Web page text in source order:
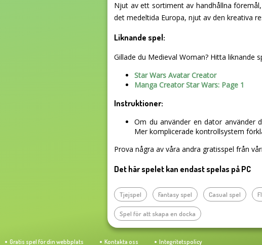
Njut av ett sortiment av handhållna
det medeltida Europa, njut av den kreativa
Liknande spel:
Gillade du Medieval Woman? Hitta liknande
Star Wars Avatar Creator
Manga Creator Star Wars: Page 1
Instruktioner:
Om du använder en dator använder
Mer komplicerade kontrollsystem
Prova några av våra andra gratisspel från
Det här spelet kan endast spelas på PC
Tjejspel Fantasy spel Casual spel
Spel för att skapa en docka
Gratis spel för din webbplats Kontakta oss Integritetspolicy